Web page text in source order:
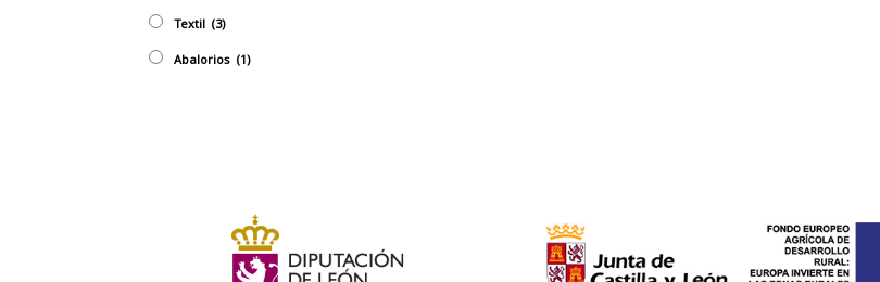
Textil (3)
Abalorios (1)